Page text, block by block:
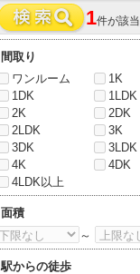
1件が該当
間取り
ワンルーム
1K
1DK
1LDK
2K
2DK
2LDK
3K
3DK
3LDK
4K
4DK
4LDK以上
面積
～
駅からの徒歩